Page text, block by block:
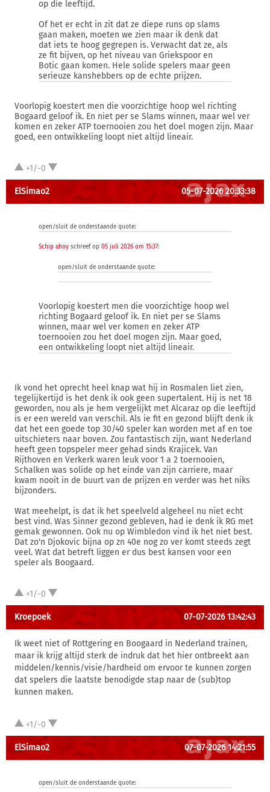
op die leeftijd.
Of het er echt in zit dat ze diepe runs op slams
gaan maken, moeten we zien maar ik denk dat
dat iets te hoog gegrepen is. Verwacht dat ze, als
ze fit bijven, op het niveau van Griekspoor en
Botic gaan komen. Hele solide spelers maar geen
serieuze kanshebbers op de echte prijzen.
Voorlopig koestert men die voorzichtige hoop wel richting
Bogaard geloof ik. En niet per se Slams winnen, maar wel ver
komen en zeker ATP toernooien zou het doel mogen zijn. Maar
goed, een ontwikkeling loopt niet altijd lineair.
+1/-0
ElSimao2 05-07-2026 20:33:38
open/sluit de onderstaande quote:
Schip ahoy schreef op 05 juli 2026 om 15:37:
open/sluit de onderstaande quote:
Voorlopig koestert men die voorzichtige hoop wel
richting Bogaard geloof ik. En niet per se Slams
winnen, maar wel ver komen en zeker ATP
toernooien zou het doel mogen zijn. Maar goed,
een ontwikkeling loopt niet altijd lineair.
Ik vond het oprecht heel knap wat hij in Rosmalen liet zien,
tegelijkertijd is het denk ik ook geen supertalent. Hij is net 18
geworden, nou als je hem vergelijkt met Alcaraz op die leeftijd
is er een wereld van verschil. Als ie fit en gezond blijft denk ik
dat het een goede top 30/40 speler kan worden met af en toe
uitschieters naar boven. Zou fantastisch zijn, want Nederland
heeft geen topspeler meer gehad sinds Krajicek. Van
Rijthoven en Verkerk waren leuk voor 1 a 2 toernooien,
Schalken was solide op het einde van zijn carriere, maar
kwam nooit in de buurt van de prijzen en verder was het niks
bijzonders.
Wat meehelpt, is dat ik het speelveld algeheel nu niet echt
best vind. Was Sinner gezond gebleven, had ie denk ik RG met
gemak gewonnen. Ook nu op Wimbledon vind ik het niet best.
Dat zo'n Djokovic bijna op zn 40e nog zo ver komt steeds zegt
veel. Wat dat betreft liggen er dus best kansen voor een
speler als Boogaard.
+1/-0
Kroepoek 07-07-2026 13:42:43
Ik weet niet of Rottgering en Boogaard in Nederland trainen,
maar ik krijg altijd sterk de indruk dat het hier ontbreekt aan
middelen/kennis/visie/hardheid om ervoor te kunnen zorgen
dat spelers die laatste benodigde stap naar de (sub)top
kunnen maken.
+1/-0
ElSimao2 07-07-2026 14:21:55
open/sluit de onderstaande quote: